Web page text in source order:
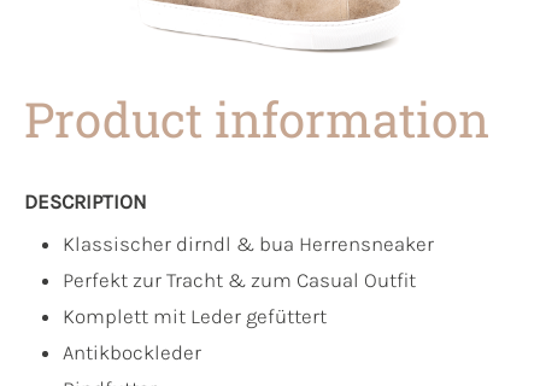
Product information
DESCRIPTION
Klassischer dirndl & bua Herrensneaker
Perfekt zur Tracht & zum Casual Outfit
Komplett mit Leder gefüttert
Antikbockleder